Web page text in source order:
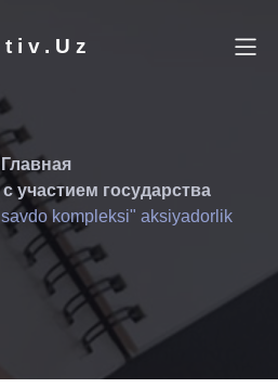
Главная
участием государства
kompleksi" aksiyadorlik